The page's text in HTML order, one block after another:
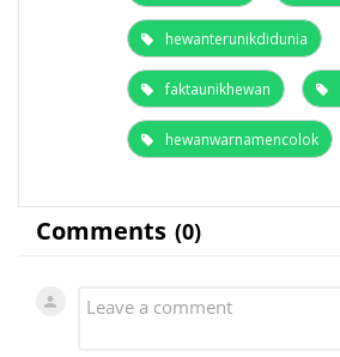
hewanterunikdidunia
faktaunikhewan
hewanwarnamencolok